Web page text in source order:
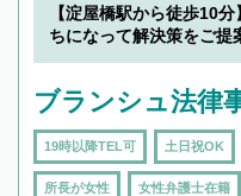
【淀屋橋駅から徒歩10
ちになって解決策をご提
ブランシュ法律
19時以降TEL可 土日祝OK
所長が女性 女性弁護士在籍